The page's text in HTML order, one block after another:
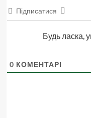
Підписатися
Будь ласка,
0 КОМЕНТАРІ